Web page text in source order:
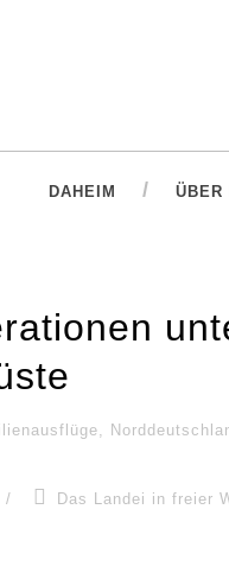
DAHEIM ÜBER
,
/ Das Landei in freier